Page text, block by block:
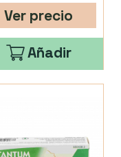
Ver precio
Añadir